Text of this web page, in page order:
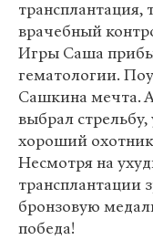
трансплантация,
врачебный
Игры Саша
гематологии.
Сашкина мечта.
выбрал
хороший
Несмотря на
трансплантации
бронзовую
победа!